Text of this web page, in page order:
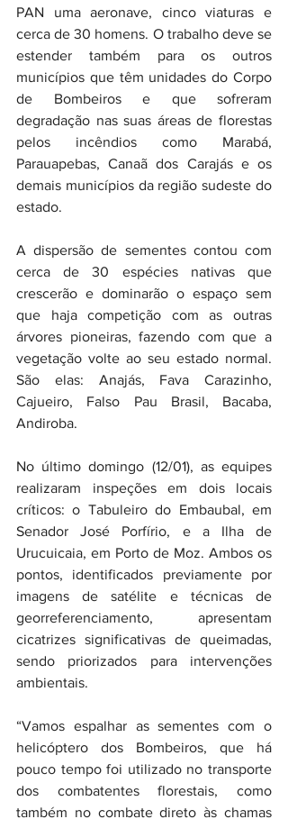
PAN uma aeronave, cinco viaturas e
cerca de 30 homens. O trabalho deve se
estender também para os outros
municípios que têm unidades do Corpo
de Bombeiros e que sofreram
degradação nas suas áreas de florestas
pelos incêndios como Marabá,
Parauapebas, Canaã dos Carajás e os
demais municípios da região sudeste do
estado.
A dispersão de sementes contou com
cerca de 30 espécies nativas que
crescerão e dominarão o espaço sem
que haja competição com as outras
árvores pioneiras, fazendo com que a
vegetação volte ao seu estado normal.
São elas: Anajás, Fava Carazinho,
Cajueiro, Falso Pau Brasil, Bacaba,
Andiroba.
No último domingo (12/01), as equipes
realizaram inspeções em dois locais
críticos: o Tabuleiro do Embaubal, em
Senador José Porfírio, e a Ilha de
Urucuicaia, em Porto de Moz. Ambos os
pontos, identificados previamente por
imagens de satélite e técnicas de
georreferenciamento, apresentam
cicatrizes significativas de queimadas,
sendo priorizados para intervenções
ambientais.
“Vamos espalhar as sementes com o
helicóptero dos Bombeiros, que há
pouco tempo foi utilizado no transporte
dos combatentes florestais, como
também no combate direto às chamas